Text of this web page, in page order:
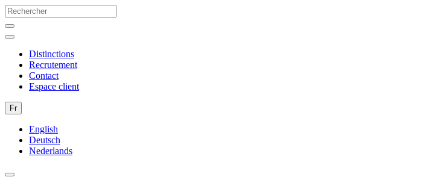
Distinctions
Recrutement
Contact
Espace client
Fr
English
Deutsch
Nederlands